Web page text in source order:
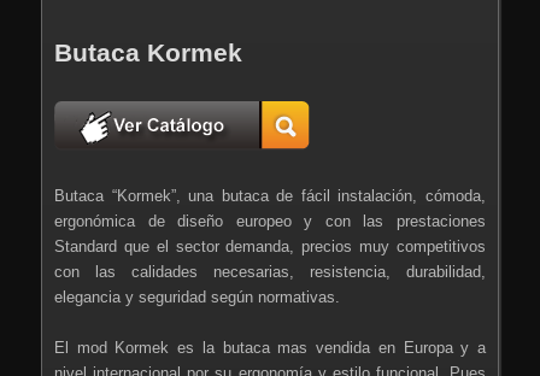
Butaca Kormek
Butaca “Kormek”, una butaca de fácil instalación, cómoda,
ergonómica de diseño europeo y con las prestaciones
Standard que el sector demanda, precios muy competitivos
con las calidades necesarias, resistencia, durabilidad,
elegancia y seguridad según normativas.
El mod Kormek es la butaca mas vendida en Europa y a